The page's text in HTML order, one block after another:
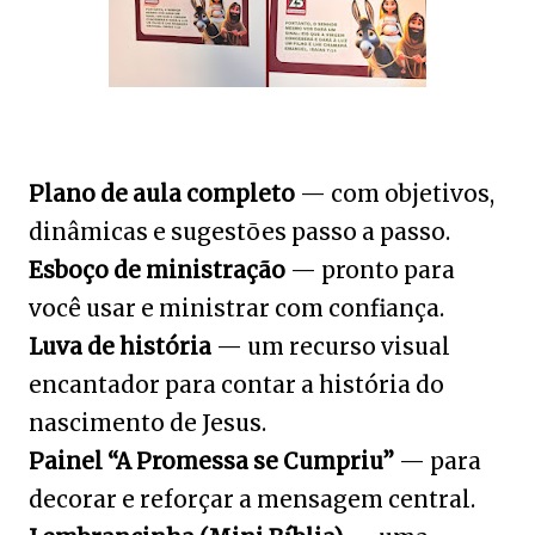
Plano de aula completo — com objetivos,
dinâmicas e sugestões passo a passo.
Esboço de ministração — pronto para
você usar e ministrar com confiança.
Luva de história — um recurso visual
encantador para contar a história do
nascimento de Jesus.
Painel “A Promessa se Cumpriu” — para
decorar e reforçar a mensagem central.